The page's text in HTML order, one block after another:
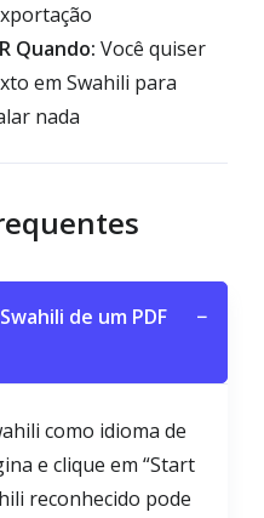
Quando: Você quiser
em Swahili para
nada
de um PDF
−
como idioma de
e clique em “Start
reconhecido pode